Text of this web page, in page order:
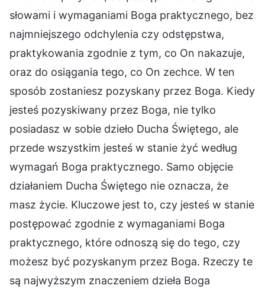
słowami i wymaganiami Boga praktycznego, bez
najmniejszego odchylenia czy odstępstwa,
praktykowania zgodnie z tym, co On nakazuje,
oraz do osiągania tego, co On zechce. W ten
sposób zostaniesz pozyskany przez Boga. Kiedy
jesteś pozyskiwany przez Boga, nie tylko
posiadasz w sobie dzieło Ducha Świętego, ale
przede wszystkim jesteś w stanie żyć według
wymagań Boga praktycznego. Samo objęcie
działaniem Ducha Świętego nie oznacza, że
masz życie. Kluczowe jest to, czy jesteś w stanie
postępować zgodnie z wymaganiami Boga
praktycznego, które odnoszą się do tego, czy
możesz być pozyskanym przez Boga. Rzeczy te
są najwyższym znaczeniem dzieła Boga